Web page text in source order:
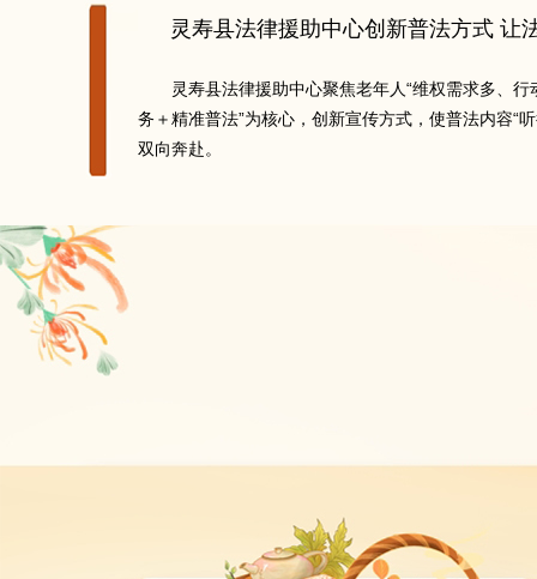
灵寿县法律援助中心创新普法方式 让
灵寿县法律援助中心聚焦老年人“维权需求多、
务＋精准普法”为核心，创新宣传方式，使普法内容“
双向奔赴。